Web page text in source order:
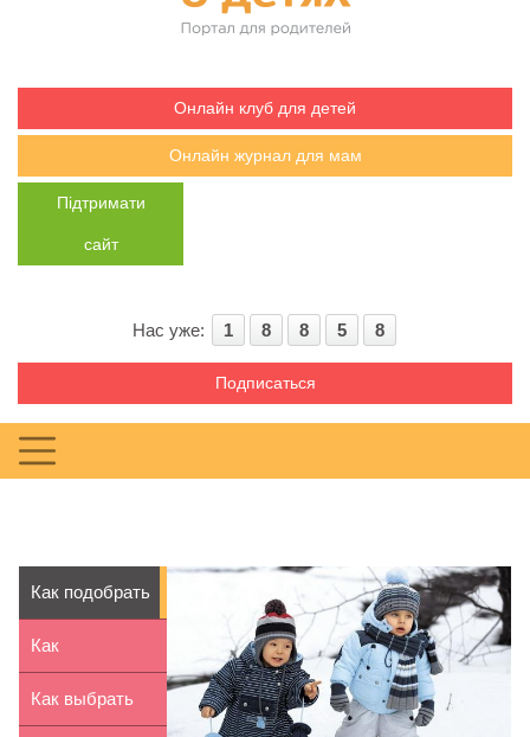
Онлайн клуб для детей
Онлайн журнал для мам
Підтримати
сайт
Нас уже: 1 8 8 5 8
Подписаться
Как подобрать
размер
детского к...
Как
организовать
Как выбрать